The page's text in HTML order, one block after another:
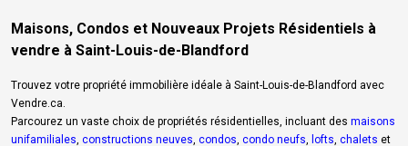
Maisons, Condos et Nouveaux Projets Résidentiels à
vendre à Saint-Louis-de-Blandford
Trouvez votre propriété immobilière idéale à Saint-Louis-de-Blandford avec
Vendre.ca.
Parcourez un vaste choix de propriétés résidentielles, incluant des maisons
unifamiliales constructions neuves condos condo neufs lofts chalets et